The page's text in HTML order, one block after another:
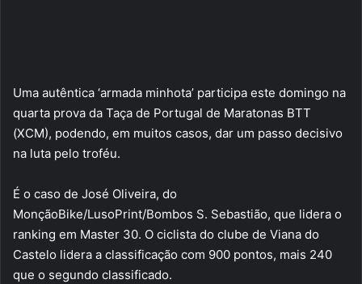
Uma autêntica ‘armada minhota’ participa este domingo na
quarta prova da Taça de Portugal de Maratonas BTT
(XCM), podendo, em muitos casos, dar um passo decisivo
na luta pelo troféu.
É o caso de José Oliveira, do
MonçãoBike/LusoPrint/Bombos S. Sebastião, que lidera o
ranking em Master 30. O ciclista do clube de Viana do
Castelo lidera a classificação com 900 pontos, mais 240
que o segundo classificado.